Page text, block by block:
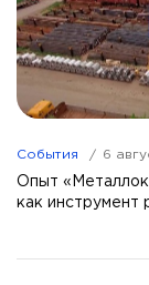
События 6
Опыт
как инструмент